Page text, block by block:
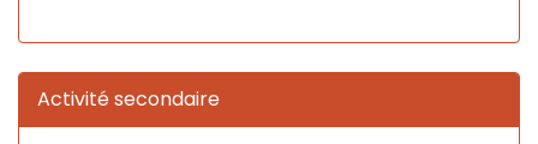
Activité secondaire